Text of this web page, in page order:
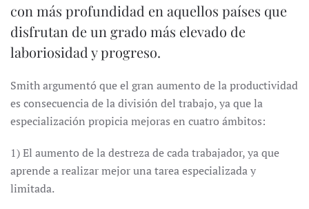
con más profundidad en aquellos países que
disfrutan de un grado más elevado de
laboriosidad y progreso.
Smith argumentó que el gran aumento de la productividad
es consecuencia de la división del trabajo, ya que la
especialización propicia mejoras en cuatro ámbitos:
1) El aumento de la destreza de cada trabajador, ya que
aprende a realizar mejor una tarea especializada y
limitada.